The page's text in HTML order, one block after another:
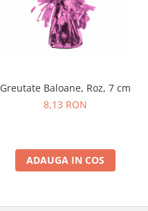
Greutate Baloane, Roz, 7 cm
8,13 RON
ADAUGA IN COS